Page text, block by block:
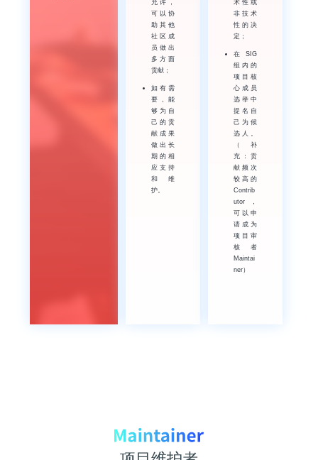
允许，
可以协
助其他
社区成
员做出
多方面
贡献；
如有需
要，能
够为自
己的贡
献成果
做出长
期的相
应支持
和维
护。
术性或
非技术
性的决
定；
在SIG
组内的
项目核
心成员
选举中
提名自
己为候
选人。
（补
充：贡
献频次
较高的
Contrib
utor，
可以申
请成为
项目审
核者
Maintai
ner）